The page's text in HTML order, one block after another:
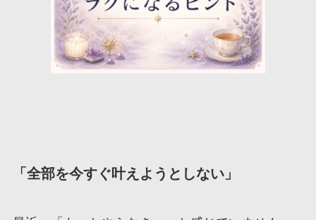
「全部を今すぐ叶えようとしない」